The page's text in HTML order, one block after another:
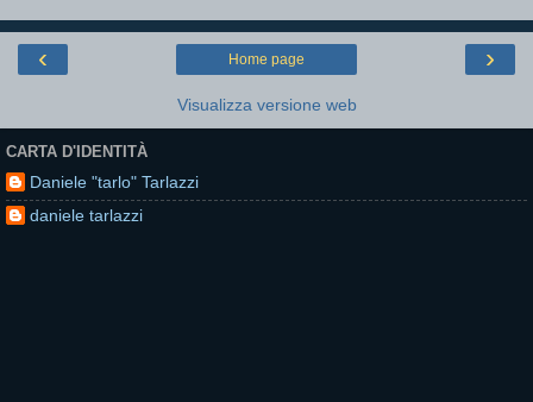
‹ ›
Home page
Visualizza versione web
CARTA D'IDENTITÀ
Daniele "tarlo" Tarlazzi
daniele tarlazzi